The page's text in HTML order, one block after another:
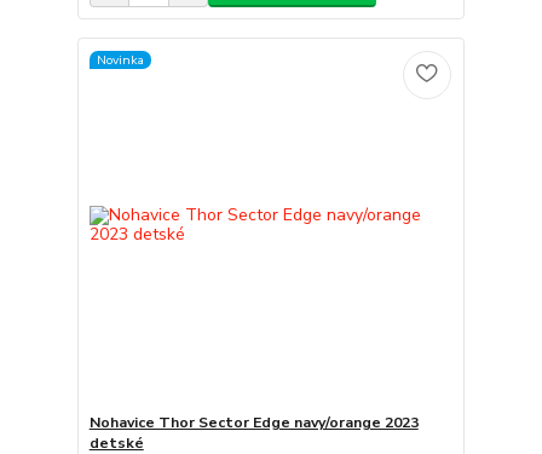
Novinka
Nohavice Thor Sector Edge navy/orange 2023
detské